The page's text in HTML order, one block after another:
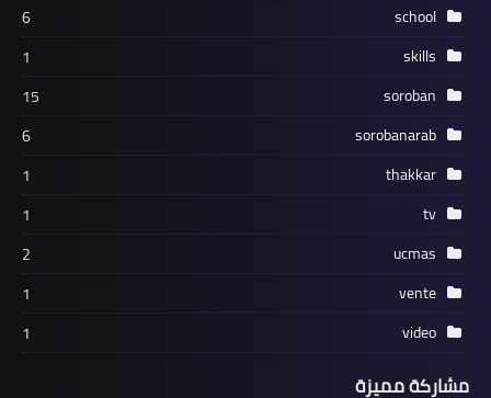
school
6
skills
1
soroban
15
sorobanarab
6
thakkar
1
tv
1
ucmas
2
vente
1
video
1
مشاركة مميزة